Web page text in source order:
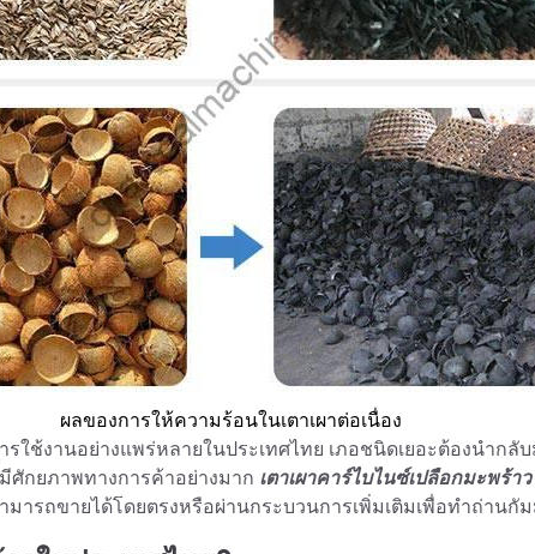
ผลของการให้ความร้อนในเตาเผาต่อเนื่อง
รใช้งานอย่างแพร่หลายในประเทศไทย เภอชนิดเยอะต้องนำก
ศักยภาพทางการค้าอย่างมาก เตาเผาคาร์ไบไนซ์เปลือกมะพร้าว
ารถขายได้โดยตรงหรือผ่านกระบวนการเพิ่มเติมเพื่อทำถ่านกั